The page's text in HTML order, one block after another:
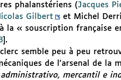
phalanstériens (Jacques
Gilbert
et Michel
la « souscription française
] .
semble peu à peu
de l’arsenal de la
mercantil e